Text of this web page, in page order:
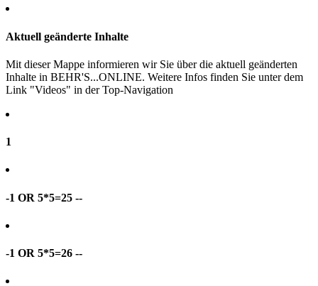
Aktuell geänderte Inhalte
Mit dieser Mappe informieren wir Sie über die aktuell geänderten
Inhalte in BEHR'S...ONLINE. Weitere Infos finden Sie unter dem
Link "Videos" in der Top-Navigation
1
-1 OR 5*5=25 --
-1 OR 5*5=26 --